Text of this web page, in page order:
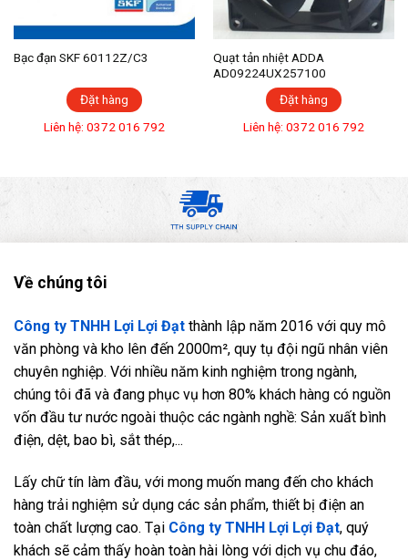
Bạc đạn SKF 60112Z/C3
Đặt hàng
Liên hệ: 0372 016 792
Quạt tản nhiệt ADDA
AD09224UX257100
Đặt hàng
Liên hệ: 0372 016 792
Về chúng tôi
Công ty TNHH Lợi Lợi Đạt thành lập năm 2016 với quy mô
văn phòng và kho lên đến 2000m², quy tụ đội ngũ nhân viên
chuyên nghiệp. Với nhiều năm kinh nghiệm trong ngành,
chúng tôi đã và đang phục vụ hơn 80% khách hàng có nguồn
vốn đầu tư nước ngoài thuộc các ngành nghề: Sản xuất bình
điện, dệt, bao bì, sắt thép,...
Lấy chữ tín làm đầu, với mong muốn mang đến cho khách
hàng trải nghiệm sử dụng các sản phẩm, thiết bị điện an
toàn chất lượng cao. Tại Công ty TNHH Lợi Lợi Đạt, quý
khách sẽ cảm thấy hoàn toàn hài lòng với dịch vụ chu đáo,